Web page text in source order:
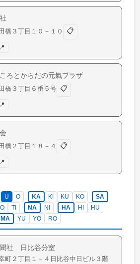
橋 ３丁目１０－１０
📋
📍
ろとからだの元氣プラザ
橋 ３丁目６番５号 📋
📍
橋 ２丁目１８－４
📋
📍
U O KA KI KU KO
SA
TI NA NI HA HI
HU
MA
YU YO RO
社 日比谷分室
町２丁目１－４日比谷中日ビル３階